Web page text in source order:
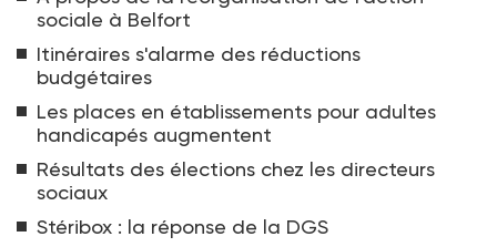
sociale à Belfort
Itinéraires s'alarme des réductions
budgétaires
Les places en établissements pour adultes
handicapés augmentent
Résultats des élections chez les directeurs
sociaux
Stéribox : la réponse de la DGS